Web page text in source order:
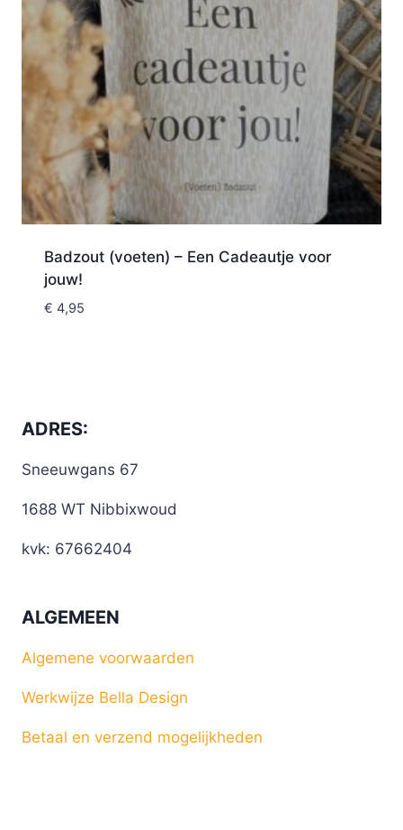
Badzout (voeten) – Een Cadeautje voor
jouw!
€ 4,95
ADRES:
Sneeuwgans 67
1688 WT Nibbixwoud
kvk: 67662404
ALGEMEEN
Algemene voorwaarden
Werkwijze Bella Design
Betaal en verzend mogelijkheden